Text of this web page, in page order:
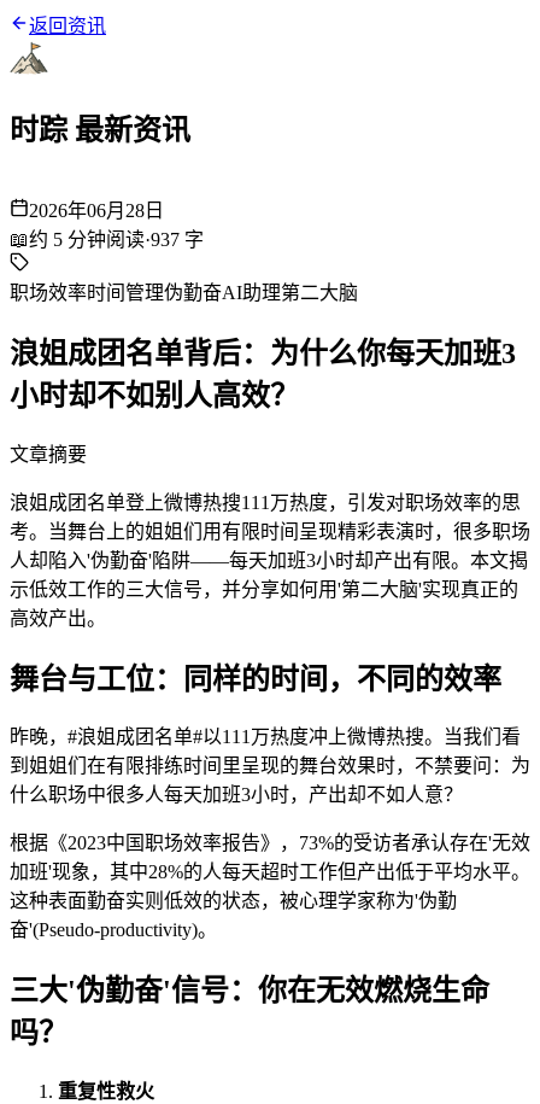
返回资讯
时踪 最新资讯
2026年06月28日
📖约 5 分钟阅读·937 字
职场效率时间管理伪勤奋AI助理第二大脑
浪姐成团名单背后：为什么你每天加班3
小时却不如别人高效？
文章摘要
浪姐成团名单登上微博热搜111万热度，引发对职场效率的思
考。当舞台上的姐姐们用有限时间呈现精彩表演时，很多职场
人却陷入'伪勤奋'陷阱——每天加班3小时却产出有限。本文揭
示低效工作的三大信号，并分享如何用'第二大脑'实现真正的
高效产出。
舞台与工位：同样的时间，不同的效率
昨晚，#浪姐成团名单#以111万热度冲上微博热搜。当我们看
到姐姐们在有限排练时间里呈现的舞台效果时，不禁要问：为
什么职场中很多人每天加班3小时，产出却不如人意？
根据《2023中国职场效率报告》，73%的受访者承认存在'无效
加班'现象，其中28%的人每天超时工作但产出低于平均水平。
这种表面勤奋实则低效的状态，被心理学家称为'伪勤
奋'(Pseudo-productivity)。
三大'伪勤奋'信号：你在无效燃烧生命
吗？
重复性救火